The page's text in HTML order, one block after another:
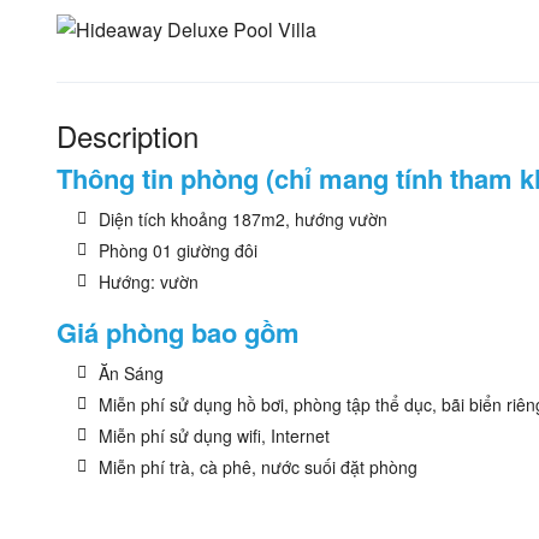
Description
Thông tin phòng (chỉ mang tính tham
Diện tích khoảng 187m2, hướng vườn
Phòng 01 giường đôi
Hướng: vườn
Giá phòng bao gồm
Ăn Sáng
Miễn phí sử dụng hồ bơi, phòng tập thể dục, bãi biển
Miễn phí sử dụng wifi, Internet
Miễn phí trà, cà phê, nước suối đặt phòng